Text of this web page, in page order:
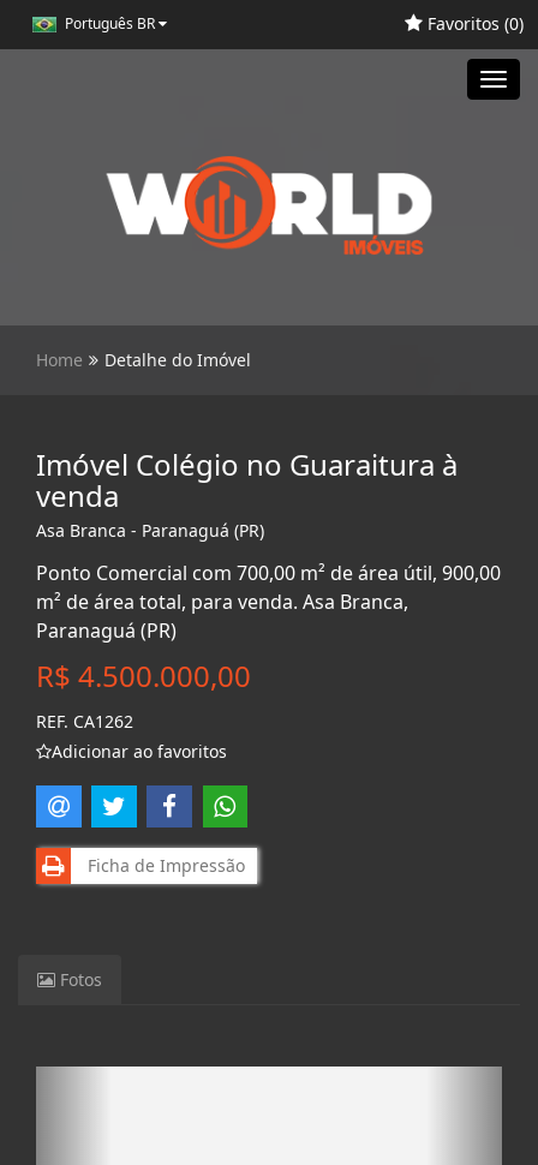
Português BR Favoritos (0)
Home Detalhe do Imóvel
Imóvel Colégio no Guaraitura à
venda
Asa Branca - Paranaguá (PR)
Ponto Comercial com 700,00 m² de área útil, 900,00
m² de área total, para venda. Asa Branca,
Paranaguá (PR)
R$ 4.500.000,00
REF. CA1262
Adicionar ao favoritos
Ficha de Impressão
Fotos